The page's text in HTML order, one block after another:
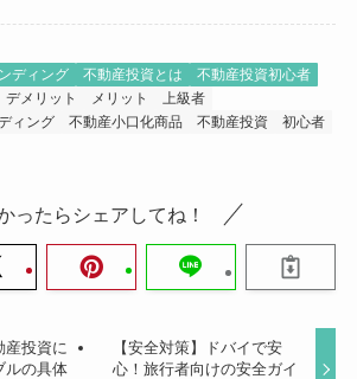
ディング 不動産投資とは
不動産投資初心者
デメリット メリット
上級者
ィング
不動産小口化商品 不動産投資
初心者
ったらシェアしてね！
産投資に
ルの具体
【安全対策】ドバイで安
心！旅行者向けの安全ガイ